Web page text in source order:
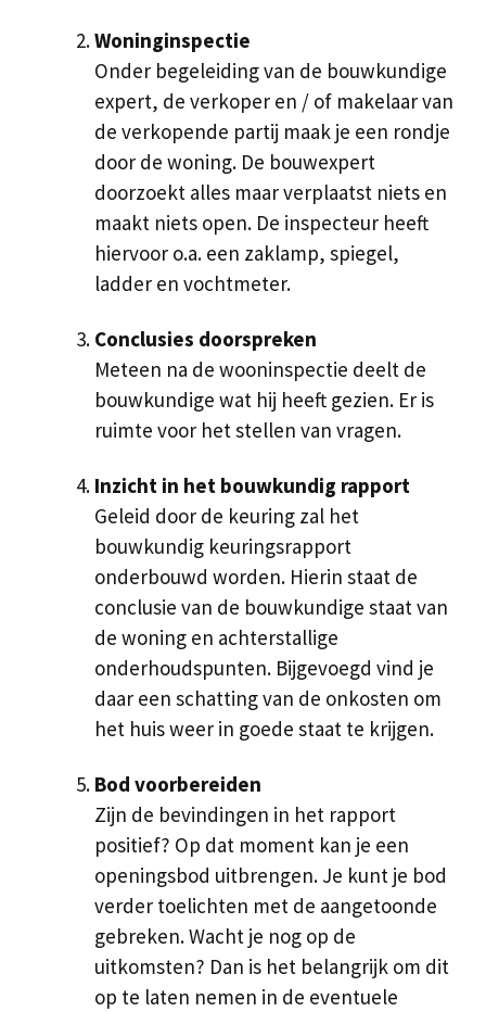
Woninginspectie
Onder begeleiding van de bouwkundige
expert, de verkoper en / of makelaar van
de verkopende partij maak je een rondje
door de woning. De bouwexpert
doorzoekt alles maar verplaatst niets en
maakt niets open. De inspecteur heeft
hiervoor o.a. een zaklamp, spiegel,
ladder en vochtmeter.
Conclusies doorspreken
Meteen na de wooninspectie deelt de
bouwkundige wat hij heeft gezien. Er is
ruimte voor het stellen van vragen.
Inzicht in het bouwkundig rapport
Geleid door de keuring zal het
bouwkundig keuringsrapport
onderbouwd worden. Hierin staat de
conclusie van de bouwkundige staat van
de woning en achterstallige
onderhoudspunten. Bijgevoegd vind je
daar een schatting van de onkosten om
het huis weer in goede staat te krijgen.
Bod voorbereiden
Zijn de bevindingen in het rapport
positief? Op dat moment kan je een
openingsbod uitbrengen. Je kunt je bod
verder toelichten met de aangetoonde
gebreken. Wacht je nog op de
uitkomsten? Dan is het belangrijk om dit
op te laten nemen in de eventuele